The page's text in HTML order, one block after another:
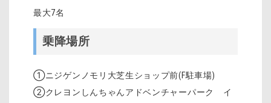
最大7名
乗降場所
①ニジゲンノモリ大芝生ショップ前(F駐車場)
②クレヨンしんちゃんアドベンチャーパーク イ